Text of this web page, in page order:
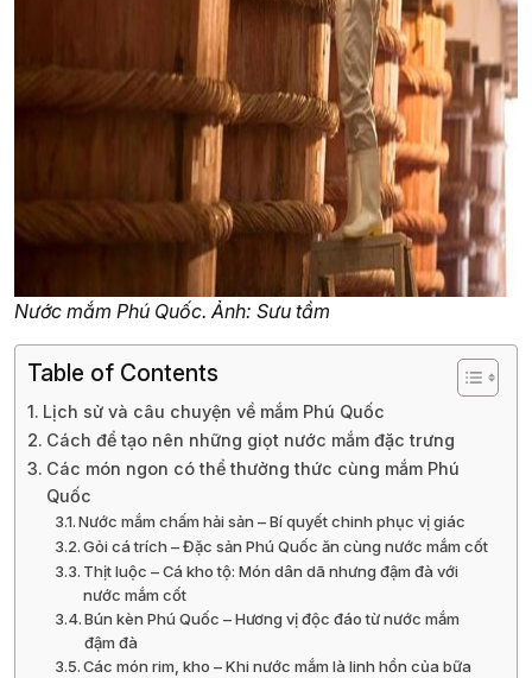
Nước mắm Phú Quốc. Ảnh: Sưu tầm
Table of Contents
Lịch sử và câu chuyện về mắm Phú Quốc
Cách để tạo nên những giọt nước mắm đặc trưng
Các món ngon có thể thưởng thức cùng mắm Phú
Quốc
Nước mắm chấm hải sản – Bí quyết chinh phục vị giác
Gỏi cá trích – Đặc sản Phú Quốc ăn cùng nước mắm cốt
Thịt luộc – Cá kho tộ: Món dân dã nhưng đậm đà với
nước mắm cốt
Bún kèn Phú Quốc – Hương vị độc đáo từ nước mắm
đậm đà
Các món rim, kho – Khi nước mắm là linh hồn của bữa